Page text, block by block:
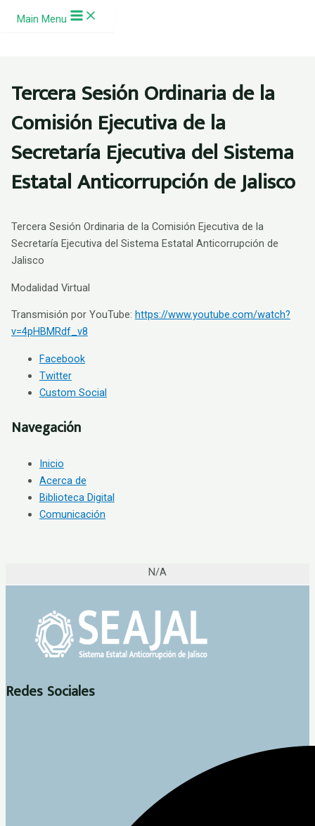
Ir al contenido
Main Menu
Tercera Sesión Ordinaria de la
Comisión Ejecutiva de la
Secretaría Ejecutiva del Sistema
Estatal Anticorrupción de Jalisco
Tercera Sesión Ordinaria de la Comisión Ejecutiva de la
Secretaría Ejecutiva del Sistema Estatal Anticorrupción de
Jalisco
Modalidad Virtual
Transmisión por YouTube: https://www.youtube.com/watch?
v=4pHBMRdf_v8
Facebook
Twitter
Custom Social
Navegación
Inicio
Acerca de
Biblioteca Digital
Comunicación
N/A
Redes Sociales